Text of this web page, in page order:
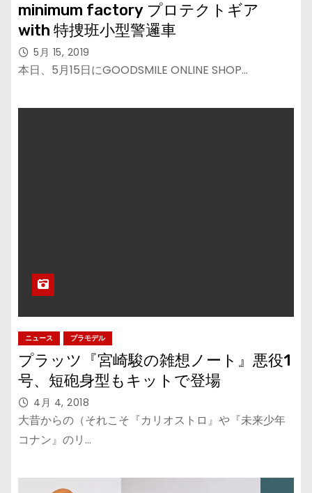
minimum factory プロテクトギア
with 特捜班小型警邏車
5月 15, 2019
本日、5月15日にGOODSMILE ONLINE SHOP…
ニュース プラモデル
プラッツ『宮崎駿の雑想ノート』悪役1
号、短砲身型もキットで登場
4月 4, 2018
大昔からの（それこそ『カリオストロ』や『未来少年
コナン』のリ…